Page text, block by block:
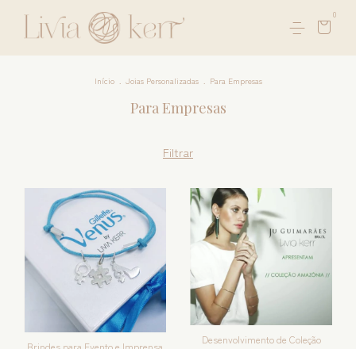
0
Início . Joias Personalizadas . Para Empresas
Para Empresas
Filtrar
Brindes para Evento e Imprensa
Desenvolvimento de Coleção